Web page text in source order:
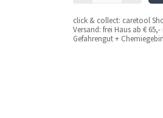
click & collect: caretool
Versand: frei Haus ab €
Gefahrengut +